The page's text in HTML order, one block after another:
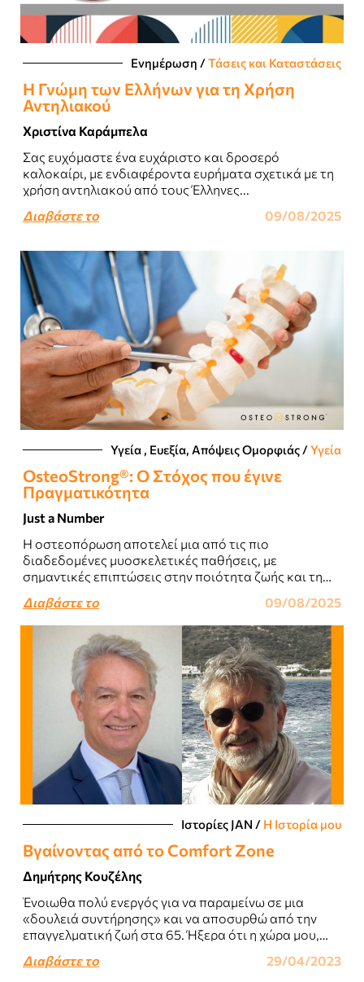
Ενημέρωση /Τάσεις και Καταστάσεις
Η Γνώμη των Ελλήνων για τη Χρήση
Αντηλιακού
Χριστίνα Καράμπελα
Σας ευχόμαστε ένα ευχάριστο και δροσερό
καλοκαίρι, με ενδιαφέροντα ευρήματα σχετικά με τη
χρήση αντηλιακού από τους Έλληνες...
Διαβάστε το
09/08/2025
Υγεία , Ευεξία, Απόψεις Ομορφιάς​ /Υγεία
OsteoStrong®: Ο Στόχος που έγινε
Πραγματικότητα
Just a Number
Η οστεοπόρωση αποτελεί μια από τις πιο
διαδεδομένες μυοσκελετικές παθήσεις, με
σημαντικές επιπτώσεις στην ποιότητα ζωής και τη
φαρμακευτική αντιμετώπιση, η σύγχρονη..
Διαβάστε το 09/08/2025
Ιστορίες JΑΝ / Η Ιστορία μου
Βγαίνοντας από το Comfort Zone
Δημήτρης Κουζέλης
Ένοιωθα πολύ ενεργός για να παραμείνω σε μια
«δουλειά συντήρησης» και να αποσυρθώ από την
επαγγελματική ζωή στα 65. Ήξερα ότι η χώρα μου,
Διαβάστε το 29/04/2023